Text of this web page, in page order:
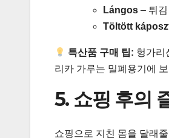
Lángos – 튀
Töltött
특산품 구매 팁: 헝가리
리카 가루는 밀폐용기에
5. 쇼핑 후의
쇼핑으로 지친 몸을 달래